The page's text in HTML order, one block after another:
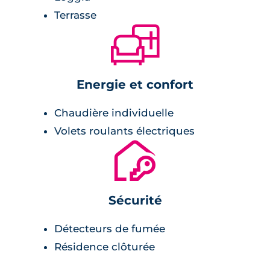
carrelage avec faïence assortie.
parquet stratifié,
Terrasse
🛋
Energie et confort
Chaudière individuelle
Volets roulants électriques
🔐
Sécurité
Détecteurs de fumée
Résidence clôturée